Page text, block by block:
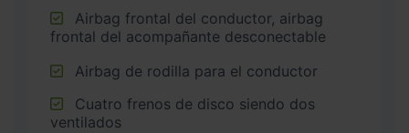
frontal del acompañante desconectable
Airbag de rodilla para el conductor
ventilados